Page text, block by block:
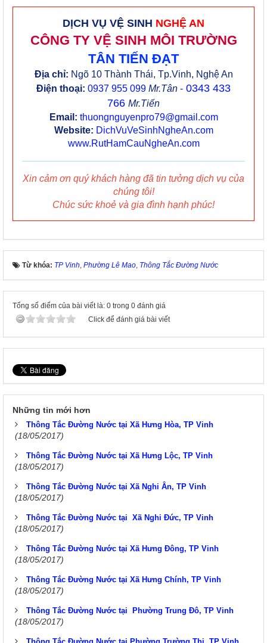
DỊCH VỤ VỆ SINH NGHỆ AN
CÔNG TY VỆ SINH MÔI TRƯỜNG
TÂN TIẾN ĐẠT
Địa chỉ: Ngõ 10 Thành Thái, Tp.Vinh, Nghệ An
Điện thoại: 0937 955 099 Mr.Tân - 0343 433
766 Mr.Tiến
Email: thuongnguyenpro79@gmail.com
Website: DichVuVeSinhNgheAn.com
www.RutHamCauNgheAn.com
Xin cảm ơn quý khách hàng đã tin tưởng dịch vụ của
chúng tôi!
Chúc sức khoẻ và gia đình hạnh phúc!
Từ khóa: TP Vinh, Phường Lê Mao, Thông Tắc Đường Nước
Tổng số điểm của bài viết là: 0 trong 0 đánh giá
Click để đánh giá bài viết
Những tin mới hơn
Thông Tắc Đường Nước tại Xã Hưng Hòa, TP Vinh
(18/05/2017)
Thông Tắc Đường Nước tại Xã Hưng Lộc, TP Vinh
(18/05/2017)
Thông Tắc Đường Nước tại Xã Nghi Ân, TP Vinh
(18/05/2017)
Thông Tắc Đường Nước tại Xã Nghi Đức, TP Vinh
(18/05/2017)
Thông Tắc Đường Nước tại Xã Hưng Đông, TP Vinh
(18/05/2017)
Thông Tắc Đường Nước tại Xã Hưng Chính, TP Vinh
(18/05/2017)
Thông Tắc Đường Nước tại Phường Trung Đô, TP Vinh
(18/05/2017)